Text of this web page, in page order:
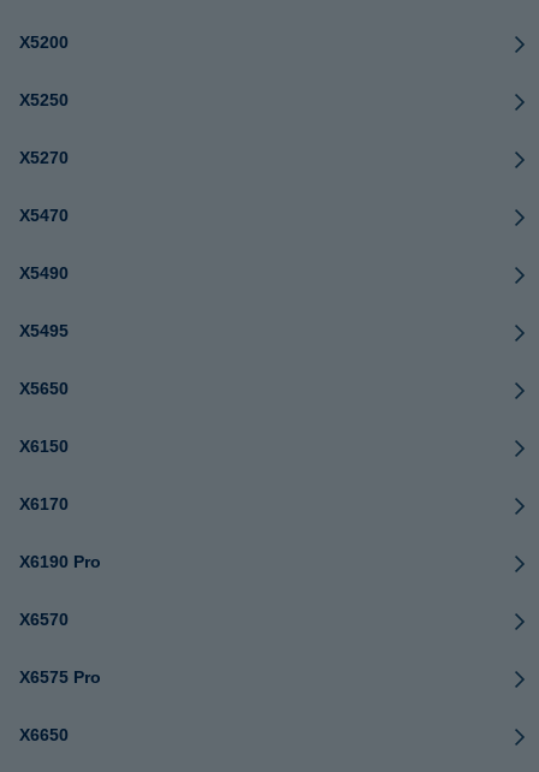
X5200
X5250
X5270
X5470
X5490
X5495
X5650
X6150
X6170
X6190 Pro
X6570
X6575 Pro
X6650